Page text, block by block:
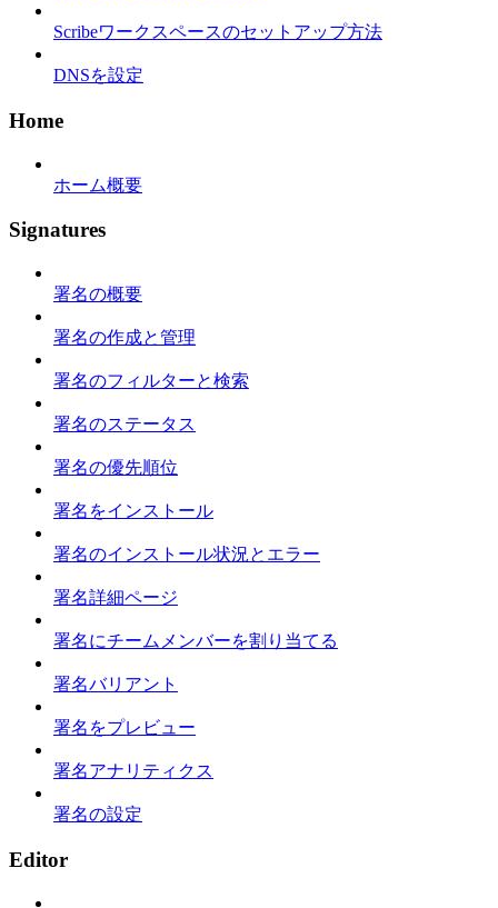
Scribeワークスペースのセットアップ方法
DNSを設定
Home
ホーム概要
Signatures
署名の概要
署名の作成と管理
署名のフィルターと検索
署名のステータス
署名の優先順位
署名をインストール
署名のインストール状況とエラー
署名詳細ページ
署名にチームメンバーを割り当てる
署名バリアント
署名をプレビュー
署名アナリティクス
署名の設定
Editor